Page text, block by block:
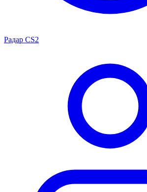
Радар CS2